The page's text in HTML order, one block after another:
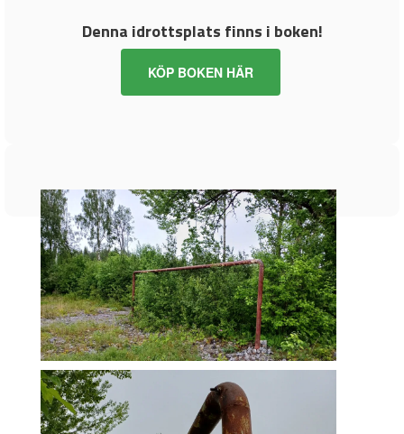
Denna idrottsplats finns i boken!
KÖP BOKEN HÄR